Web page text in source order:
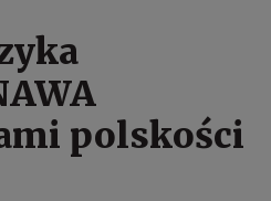
polskości